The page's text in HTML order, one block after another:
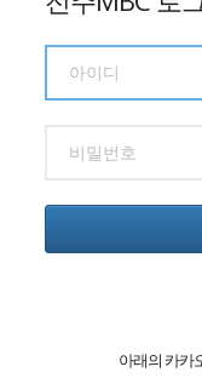
아래의 카카